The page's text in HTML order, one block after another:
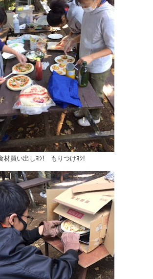
材買い出しﾖｼ! もりつけﾖｼ!